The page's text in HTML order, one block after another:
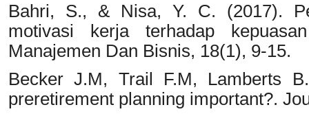
Bahri, S., & Nisa, Y. C. (2017).
motivasi kerja terhadap
Manajemen Dan Bisnis, 18(1), 9-15.
Becker J.M, Trail F.M, Lamberts
preretirement planning important?.